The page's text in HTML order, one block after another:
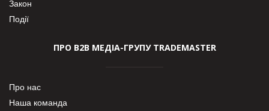
Закон
Події
ПРО В2В МЕДІА-ГРУПУ TRADEMASTER
Про нас
Наша команда